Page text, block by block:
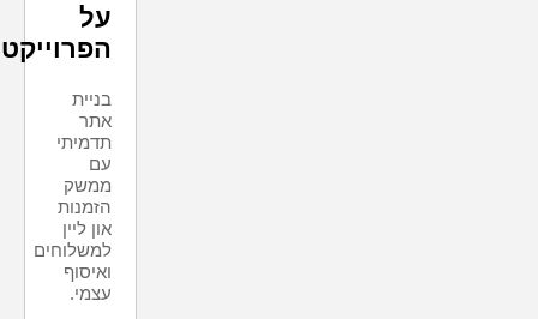
על
הפרוייקט
בניית
אתר
תדמיתי
עם
ממשק
הזמנות
און ליין
למשלוחים
ואיסוף
עצמי.